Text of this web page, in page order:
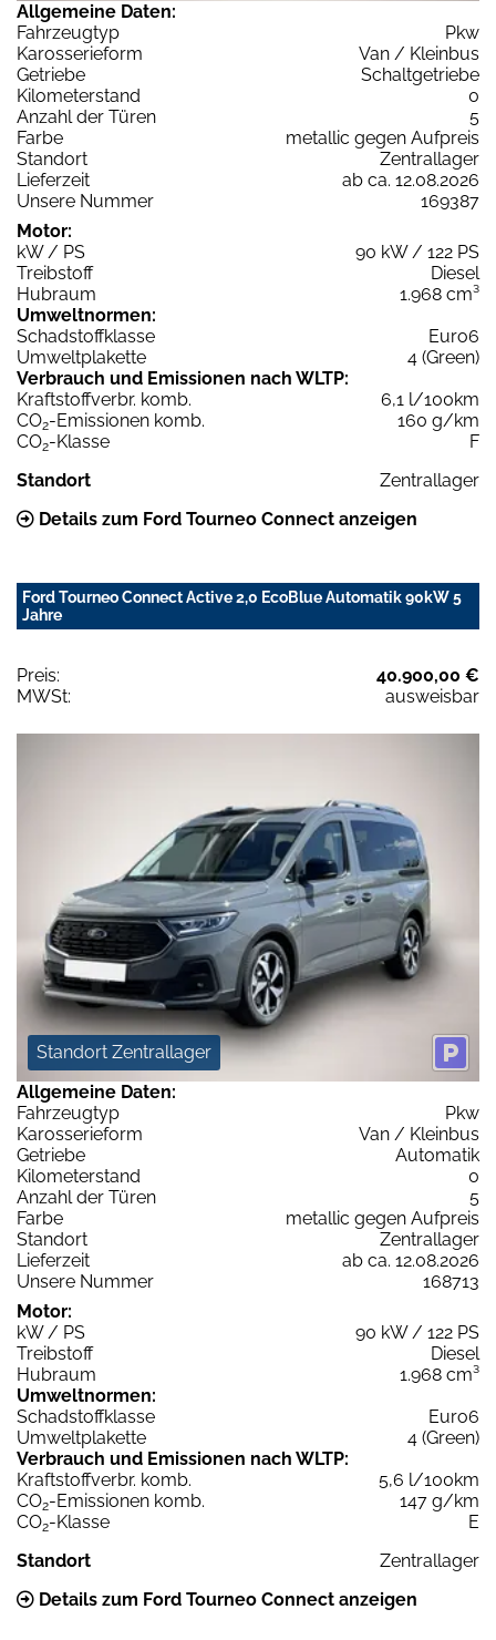
Allgemeine Daten:
Fahrzeugtyp
Pkw
Karosserieform
Van / Kleinbus
Getriebe
Schaltgetriebe
Kilometerstand
0
Anzahl der Türen
5
Farbe
metallic gegen Aufpreis
Standort
Zentrallager
Lieferzeit
ab ca. 12.08.2026
Unsere Nummer
169387
Motor:
kW / PS
90 kW / 122 PS
Treibstoff
Diesel
Hubraum
1.968 cm³
Umweltnormen:
Schadstoffklasse
Euro6
Umweltplakette
4 (Green)
Verbrauch und Emissionen nach WLTP:
Kraftstoffverbr. komb.
6,1 l/100km
CO2-Emissionen komb.
160 g/km
CO2-Klasse
F
Standort
Zentrallager
Details zum Ford Tourneo Connect anzeigen
Ford Tourneo Connect Active 2,0 EcoBlue Automatik 90kW 5
Jahre
Preis:
40.900,00 €
MWSt:
ausweisbar
Standort Zentrallager
Allgemeine Daten:
Fahrzeugtyp
Pkw
Karosserieform
Van / Kleinbus
Getriebe
Automatik
Kilometerstand
0
Anzahl der Türen
5
Farbe
metallic gegen Aufpreis
Standort
Zentrallager
Lieferzeit
ab ca. 12.08.2026
Unsere Nummer
168713
Motor:
kW / PS
90 kW / 122 PS
Treibstoff
Diesel
Hubraum
1.968 cm³
Umweltnormen:
Schadstoffklasse
Euro6
Umweltplakette
4 (Green)
Verbrauch und Emissionen nach WLTP:
Kraftstoffverbr. komb.
5,6 l/100km
CO2-Emissionen komb.
147 g/km
CO2-Klasse
E
Standort
Zentrallager
Details zum Ford Tourneo Connect anzeigen